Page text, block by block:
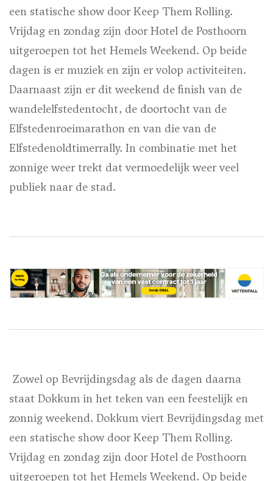
een statische show door Keep Them Rolling.
Vrijdag en zondag zijn door Hotel de Posthoorn
uitgeroepen tot het Hemels Weekend. Op beide
dagen is er muziek en zijn er volop activiteiten.
Daarnaast zijn er dit weekend de finish van de
wandelelfstedentocht, de doortocht van de
Elfstedenroeimarathon en van die van de
Elfstedenoldtimerrally. In combinatie met het
zonnige weer trekt dat vermoedelijk weer veel
publiek naar de stad.
Zowel op Bevrijdingsdag als de dagen daarna
staat Dokkum in het teken van een feestelijk en
zonnig weekend. Dokkum viert Bevrijdingsdag met
een statische show door Keep Them Rolling.
Vrijdag en zondag zijn door Hotel de Posthoorn
uitgeroepen tot het Hemels Weekend. Op beide